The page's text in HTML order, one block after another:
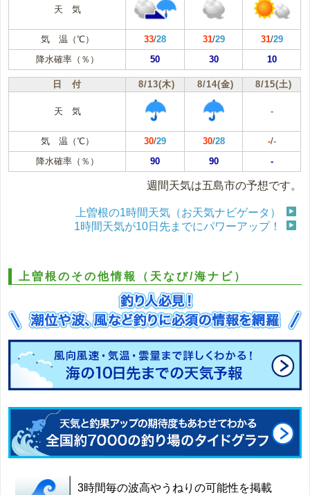
天 気
気 温（℃） 33/28 31/29 31/29
降水確率（％）
50 30 10
日 付 8/13(木) 8/14(金) 8/15(土)
天 気 -
気 温（℃） 30/29 30/28 -/-
降水確率（％）
90 90 -
週間天気は五島市の予想です。
上曽根の1時間天気（お天気ナビゲータ）
1時間天気が10日先までにパワーアップ！
上曽根のその他情報（天なび/海ナビ）
3時間毎の波高やうねりの可能性を掲載